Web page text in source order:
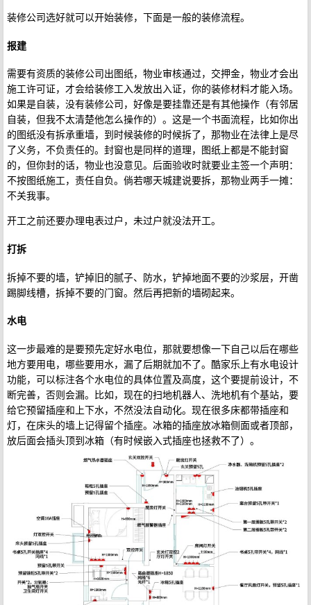
装修公司选好就可以开始装修，下面是一般的装修流程。
报建
需要有资质的装修公司出图纸，物业审核通过，交押金，物业才会出
施工许可证，才会给装修工入发放出入证，你的装修材料才能入场。
如果是自装，没有装修公司，好像是要挂靠还是有其他操作（有邻居
自装，但我不太清楚他怎么操作的）。这是一个书面流程，比如你出
的图纸没有拆承重墙，到时候装修的时候拆了，那物业在法律上是尽
了义务，不负责任的。封窗也是同样的道理，图纸上都是不能封窗
的，但你封的话，物业也没意见。后面验收时就要业主签一个声明：
不按图纸施工，责任自负。倘若哪天城建说要拆，那物业两手一摊：
不关我事。
开工之前还要办理电表过户，未过户就没法开工。
打拆
拆掉不要的墙，铲掉旧的腻子、防水，铲掉地面不要的沙浆层，开凿
踢脚线槽，拆掉不要的门窗。然后再把新的墙砌起来。
水电
这一步最难的是要预先定好水电位，那就要想像一下自己以后在哪些
地方要用电，哪些要用水，漏了后期就加不了。酷家乐上有水电设计
功能，可以标注各个水电位的具体位置及高度，这个要提前设计，不
断完善，否则会漏。比如，现在的扫地机器人、洗地机有个基站，要
给它预留插座和上下水，不然没法自动化。现在很多床都带插座和
灯，在床头的墙上记得留个插座。冰箱的插座放冰箱侧面或者顶部，
放后面会插头顶到冰箱（有时候嵌入式插座也拯救不了）。